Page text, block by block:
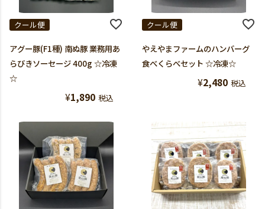
クール便
アグー豚(F1種) 南ぬ豚 業務用あ
らびきソーセージ 400g ☆冷凍
☆
¥1,890 税込
クール便
やえやまファームのハンバーグ
食べくらべセット ☆冷凍☆
¥2,480 税込